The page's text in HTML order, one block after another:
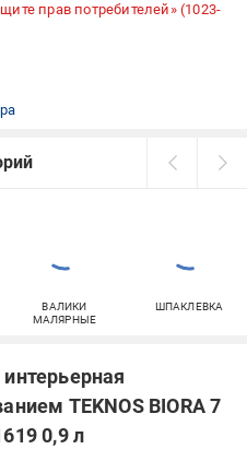
прав потребителей» (1023-
ВАЛИКИ
МАЛЯРНЫЕ
ШПАКЛЕВКА
TEKNOS BIORA 7
0,9 л